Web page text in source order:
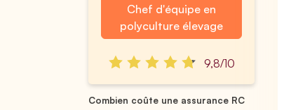
Chef d'équipe en
polyculture élevage
9,8/10
Combien coûte une assurance RC